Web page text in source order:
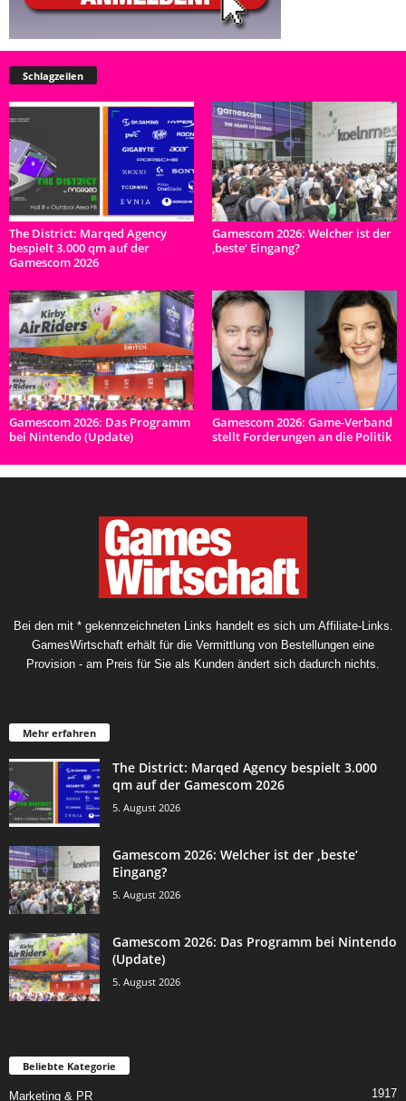
Schlagzeilen
The District: Marqed Agency
bespielt 3.000 qm auf der
Gamescom 2026
Gamescom 2026: Welcher ist der
‚beste‘ Eingang?
Gamescom 2026: Das Programm
bei Nintendo (Update)
Gamescom 2026: Game-Verband
stellt Forderungen an die Politik
Bei den mit * gekennzeichneten Links handelt es sich um Affiliate-Links.
GamesWirtschaft erhält für die Vermittlung von Bestellungen eine
Provision - am Preis für Sie als Kunden ändert sich dadurch nichts.
Mehr erfahren
The District: Marqed Agency bespielt 3.000
qm auf der Gamescom 2026
5. August 2026
Gamescom 2026: Welcher ist der ‚beste‘
Eingang?
5. August 2026
Gamescom 2026: Das Programm bei Nintendo
(Update)
5. August 2026
Beliebte Kategorie
Marketing & PR 1917